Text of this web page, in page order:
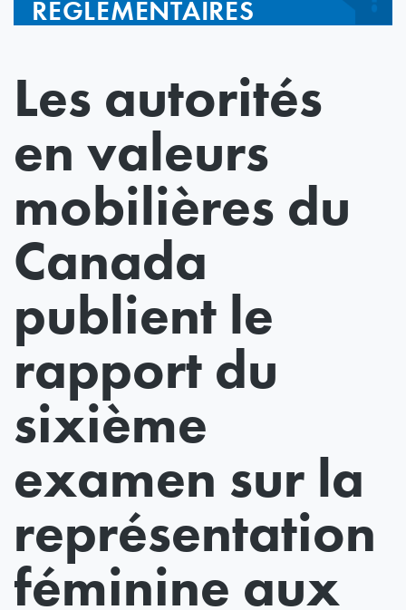
RÉGLEMENTAIRES
Les autorités
en valeurs
mobilières du
Canada
publient le
rapport du
sixième
examen sur la
représentation
féminine aux